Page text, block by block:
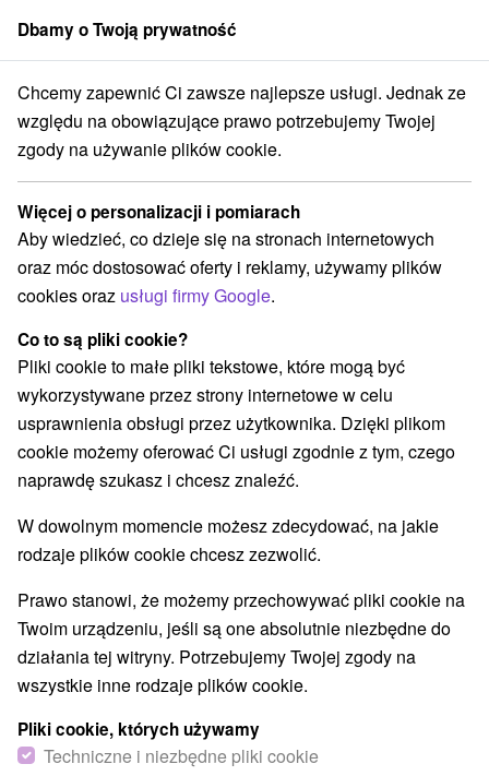
członek grupySorger
Priváty Stredné Slovensko Žilinský kraj Bešeňová
Priváty Bešeňová
Kategorie
Wszystkie kategorie
Hotele na Slovacji(3)
Apartmány(28) Chaty na prenájom
Penzióny (2) Priváty(5)
Wybierz lokalizację lub datę
WSZYSTKO NAJTAŃSZE NAJDROŻSZE NA
Dbamy o Twoją prywatność
Chcemy zapewnić Ci zawsze najlepsze usługi. Jednak ze
względu na obowiązujące prawo potrzebujemy Twojej
zgody na używanie plików cookie.
Więcej o personalizacji i pomiarach
Aby wiedzieć, co dzieje się na stronach internetowych
oraz móc dostosować oferty i reklamy, używamy plików
cookies oraz usługi firmy Google.
Co to są pliki cookie?
Pliki cookie to małe pliki tekstowe, które mogą być
wykorzystywane przez strony internetowe w celu
usprawnienia obsługi przez użytkownika. Dzięki plikom
cookie możemy oferować Ci usługi zgodnie z tym, czego
naprawdę szukasz i chcesz znaleźć.
W dowolnym momencie możesz zdecydować, na jakie
rodzaje plików cookie chcesz zezwolić.
Prawo stanowi, że możemy przechowywać pliki cookie na
Twoim urządzeniu, jeśli są one absolutnie niezbędne do
działania tej witryny. Potrzebujemy Twojej zgody na
wszystkie inne rodzaje plików cookie.
Pliki cookie, których używamy
Techniczne i niezbędne pliki cookie